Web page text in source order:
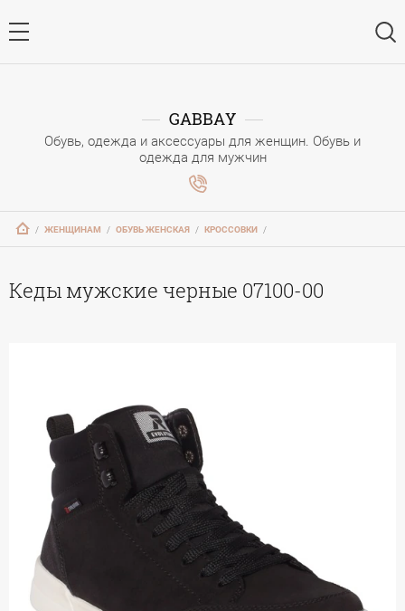
GABBAY
Обувь, одежда и аксессуары для женщин. Обувь и
одежда для мужчин
   /
ЖЕНЩИНАМ
   /
ОБУВЬ ЖЕНСКАЯ
   /
КРОССОВКИ
   /
Кеды мужские черные 07100-00